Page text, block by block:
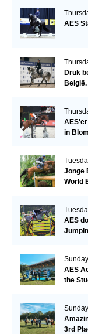
AES
Druk
België.
in
Jonge
World
AES
AES
the
3rd